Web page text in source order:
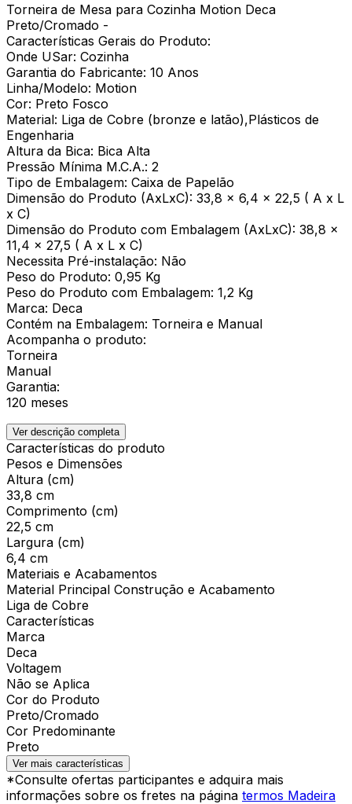
Torneira de Mesa para Cozinha Motion Deca
Preto/Cromado -
Características Gerais do Produto:
Onde USar: Cozinha
Garantia do Fabricante: 10 Anos
Linha/Modelo: Motion
Cor: Preto Fosco
Material: Liga de Cobre (bronze e latão),Plásticos de
Engenharia
Altura da Bica: Bica Alta
Pressão Mínima M.C.A.: 2
Tipo de Embalagem: Caixa de Papelão
Dimensão do Produto (AxLxC): 33,8 x 6,4 x 22,5 ( A x L
x C)
Dimensão do Produto com Embalagem (AxLxC): 38,8 x
11,4 x 27,5 ( A x L x C)
Necessita Pré-instalação: Não
Peso do Produto: 0,95 Kg
Peso do Produto com Embalagem: 1,2 Kg
Marca: Deca
Contém na Embalagem: Torneira e Manual
Acompanha o produto:
Torneira
Manual
Garantia:
120 meses
Ver descrição completa
Características do produto
Pesos e Dimensões
Altura (cm)
33,8 cm
Comprimento (cm)
22,5 cm
Largura (cm)
6,4 cm
Materiais e Acabamentos
Material Principal Construção e Acabamento
Liga de Cobre
Características
Marca
Deca
Voltagem
Não se Aplica
Cor do Produto
Preto/Cromado
Cor Predominante
Preto
Ver mais características
*Consulte ofertas participantes e adquira mais
informações sobre os fretes na página termos Madeira